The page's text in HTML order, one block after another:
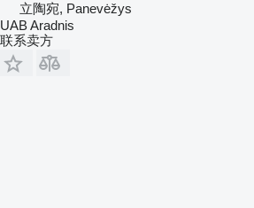
立陶宛, Panevėžys
UAB Aradnis
联系卖方